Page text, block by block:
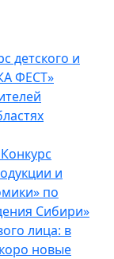
детского и
ФЕСТ»
и
по
Сибири»
лица: в
новые